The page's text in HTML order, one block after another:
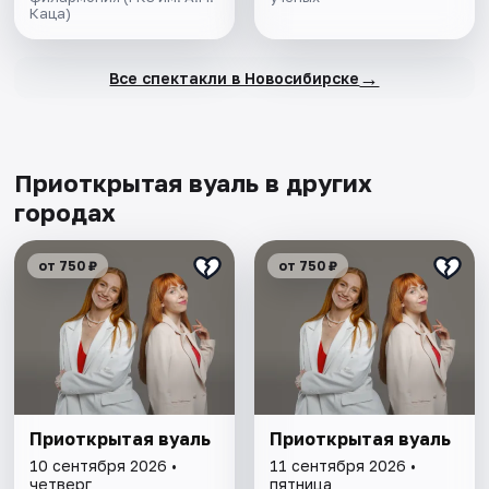
Каца)
Все спектакли в Новосибирске →
Приоткрытая вуаль в других
городах
от 750 ₽
Приоткрытая вуаль
10 сентября 2026 •
четверг
от 750 ₽
Приоткрытая вуаль
11 сентября 2026 •
пятница